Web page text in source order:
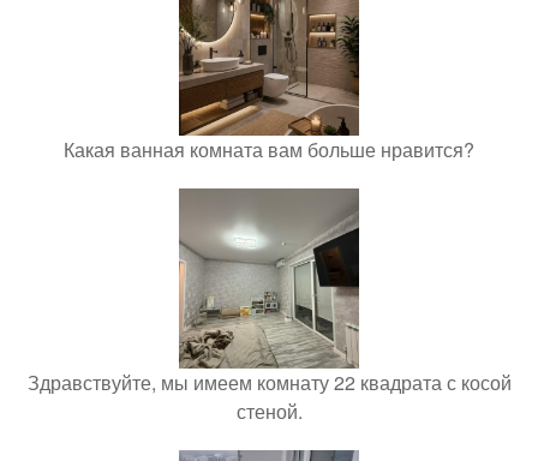
Какая ванная комната вам больше нравится?
Здравствуйте, мы имеем комнату 22 квадрата с косой
стеной.